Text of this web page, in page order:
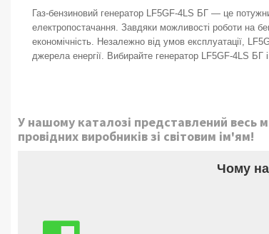
Газ-бензиновий генератор LF5GF-4LS БГ — це
електропостачання. Завдяки можливості роботи на
економічність. Незалежно від умов експлуатації,
джерела енергії. Вибирайте генератор LF5GF-4LS БГ
У нашому каталозі представлений весь
провідних виробників зі світовим ім'ям!
Чому